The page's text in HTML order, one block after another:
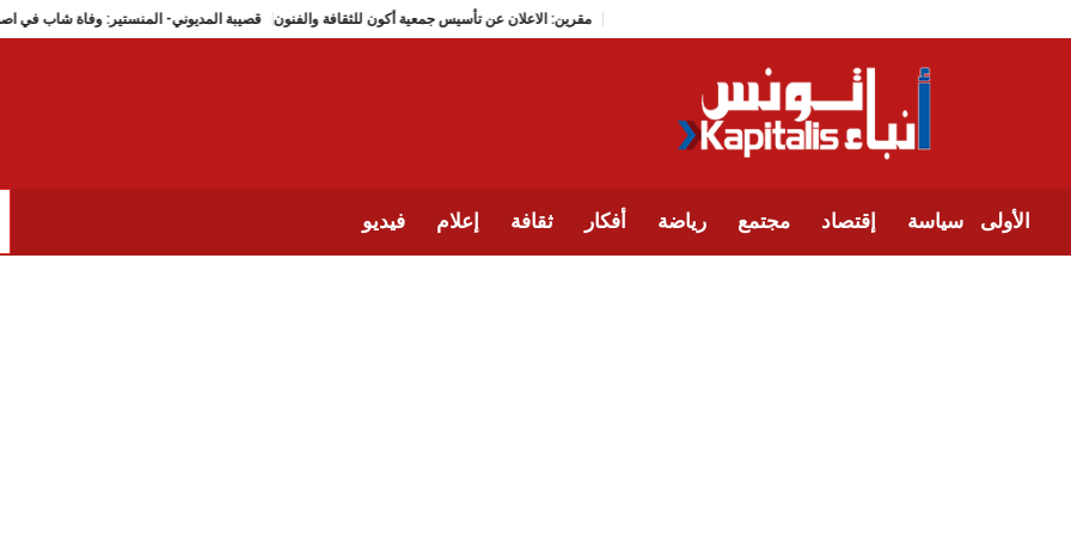
مقرين: الاعلان عن تأسيس جمعية أكون للثقافة والفنون قصيبة المديوني- المنستير: وفاة
الأولى سياسة إقتصاد مجتمع رياضة أفكار ثقافة إعلام فيديو